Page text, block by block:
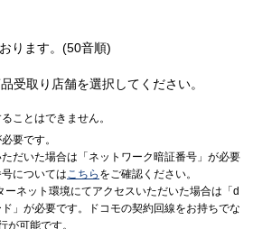
ります。(50音順)
受取り店舗を選択してください。
ことはできません。
要です。
だいた場合は「ネットワーク暗証番号」が必要
についてはこちら をご確認ください。
ネット環境にてアクセスいただいた場合は「d
」が必要です。ドコモの契約回線をお持ちでな
が可能です。